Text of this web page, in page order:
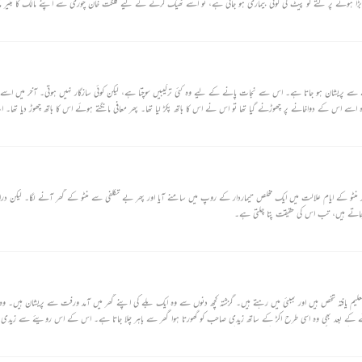
ہونے پر کتے کو پیٹ کی کوئی بیماری ہو جاتی ہے، تو اسے ٹھیک کرنے کے لیے گلگت خان چوری سے اپنے مالک کا بٹیر
سے پریشان ہو جاتا ہے۔ اس سے نجات پانے کے لیے وہ کئی ترکیبیں سوچتا ہے، لیکن کوئی سازگار نہیں ہوتی۔ آخر میں
کے دواخانے پر چھوڑنے گیا تھا تو اس نے اس کا ہاتھ پکڑ لیا تھا۔ پھر معافی مانگتے ہوئے اس کا ہاتھ چھوڑ دیا
محمد منٹو کے ایام علالت میں ایک مخلص تیماردار کے روپ میں سامنے آیا اور پھر بے تکلفی سے منٹو کے گھر آنے لگا۔ لیکن
جاتے ہیں، تب اس کی حقیقت پتا چلتی ہے۔
یافتہ شخص ہیں اور بمبئی میں رہتے ہیں۔ گزشتہ کچھ دنوں سے وہ ایک بلے کی اپنے گھر میں آمد ورفت سے پریشان ہیں۔ وہ
بعد بھی وہ اسی طرح اکڑ کے ساتھ زیدی صاحب کو گھورتا ہوا گھر سے باہر چلا جاتا ہے۔ اس کے اس رویئے سے
کیفیت اور اس بلے کی شرارتوں کی پوری داستان سناتے ہیں تو پھر دوست کے یاد دلانے پر انہیں یاد آتا ہے کہ